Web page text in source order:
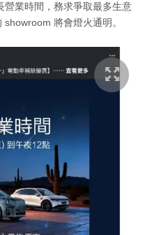
營業時間，務求爭取最多生意
將會燈火通明。